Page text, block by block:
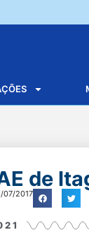
de
07/2017